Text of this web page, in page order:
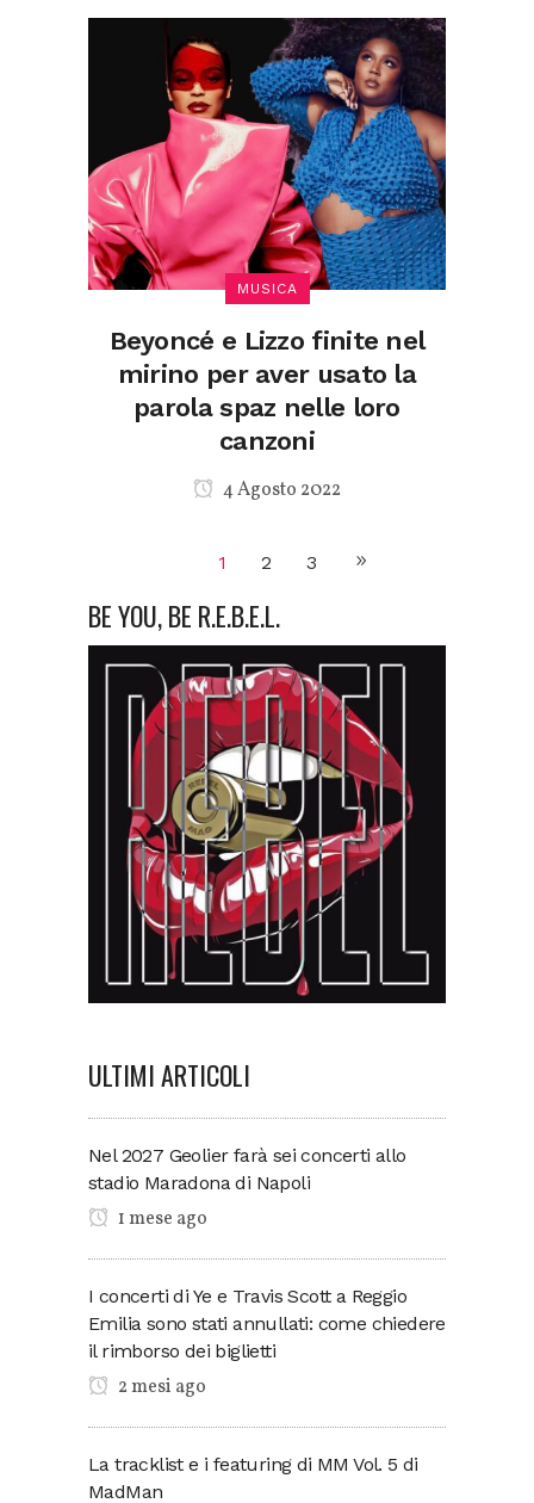
MUSICA
Beyoncé e Lizzo finite nel
mirino per aver usato la
parola spaz nelle loro
canzoni
4 Agosto 2022
1 2 3
BE YOU, BE R.E.B.E.L.
ULTIMI ARTICOLI
Nel 2027 Geolier farà sei concerti allo
stadio Maradona di Napoli
1 mese ago
I concerti di Ye e Travis Scott a Reggio
Emilia sono stati annullati: come chiedere
il rimborso dei biglietti
2 mesi ago
La tracklist e i featuring di MM Vol. 5 di
MadMan